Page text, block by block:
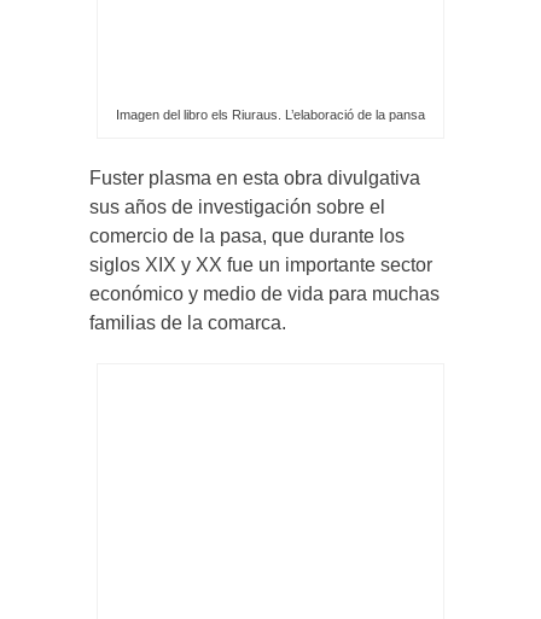
Imagen del libro els Riuraus. L’elaboració de la pansa
Fuster plasma en esta obra divulgativa
sus años de investigación sobre el
comercio de la pasa, que durante los
siglos XIX y XX fue un importante sector
económico y medio de vida para muchas
familias de la comarca.